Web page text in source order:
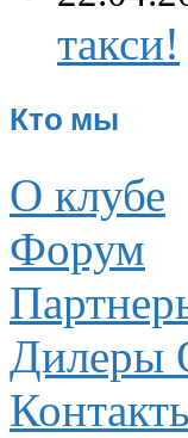
такси!
Кто мы
О клубе
Форум
Дилеры